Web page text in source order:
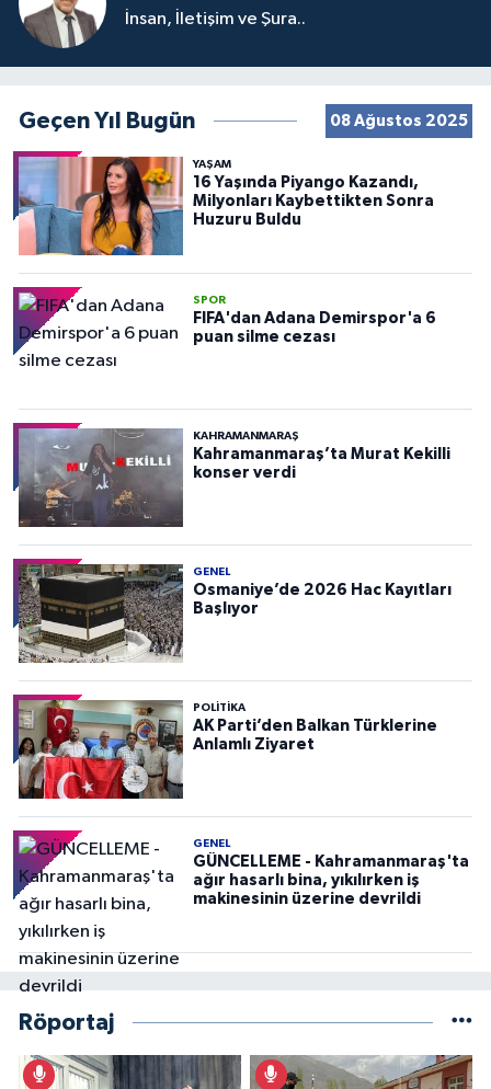
İnsan, İletişim ve Şura..
Geçen Yıl Bugün 08 Ağustos 2025
YAŞAM
16 Yaşında Piyango Kazandı,
Milyonları Kaybettikten Sonra
Huzuru Buldu
SPOR
FIFA'dan Adana Demirspor'a 6
puan silme cezası
KAHRAMANMARAŞ
Kahramanmaraş’ta Murat Kekilli
konser verdi
GENEL
Osmaniye’de 2026 Hac Kayıtları
Başlıyor
POLITIKA
AK Parti’den Balkan Türklerine
Anlamlı Ziyaret
GENEL
GÜNCELLEME - Kahramanmaraş'ta
ağır hasarlı bina, yıkılırken iş
makinesinin üzerine devrildi
Röportaj